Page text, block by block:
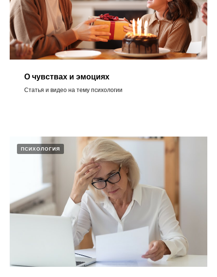
О чувствах и эмоциях ​
Статья и видео на тему психологии
ПСИХОЛОГИЯ